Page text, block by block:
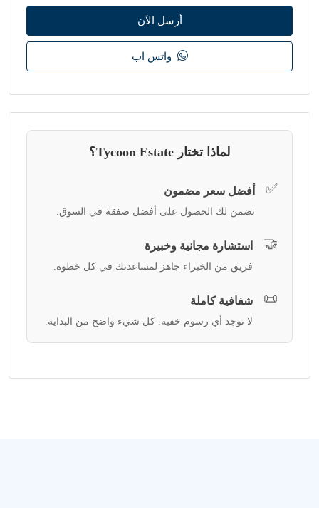
أرسل الآن
واتس اب
لماذا تختار Tycoon Estate؟
✅ أفضل سعر مضمون
نضمن لك الحصول على أفضل صفقة في السوق.
🤝 استشارة مجانية وخبيرة
فريق من الخبراء جاهز لمساعدتك في كل خطوة.
📜 شفافية كاملة
لا توجد أي رسوم خفية. كل شيء واضح من البداية.